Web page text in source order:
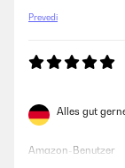
Prevedi
Alles gut
Amazon-Benutzer